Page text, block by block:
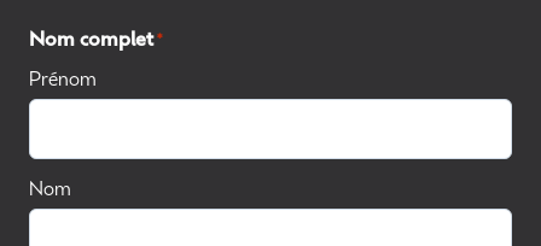
Nom complet *
Prénom
Nom